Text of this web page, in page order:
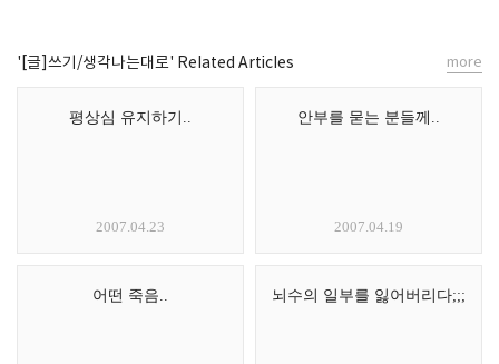
'[글]쓰기/생각나는대로' Related Articles
평상심 유지하기..
2007.04.23
안부를 묻는 분들께..
2007.04.19
어떤 죽음.. 뇌수의 일부를 잃어버리다;;;
more